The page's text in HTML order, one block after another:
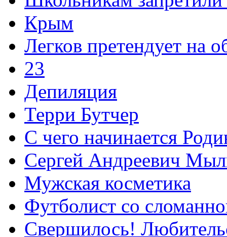
Крым
Легков претендует на
23
Депиляция
Терри Бутчер
С чего начинается
Сергей Андреевич
Мужская косметика
Футболист со
Свершилось!